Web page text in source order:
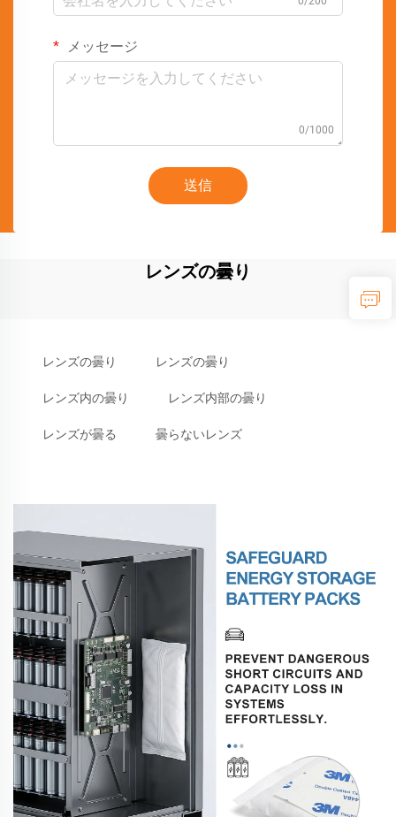
メッセージ
0/1000
送信
レンズの曇り
レンズの曇り レンズの曇り
レンズ内の曇り レンズ内部の曇り
レンズが曇る 曇らないレンズ